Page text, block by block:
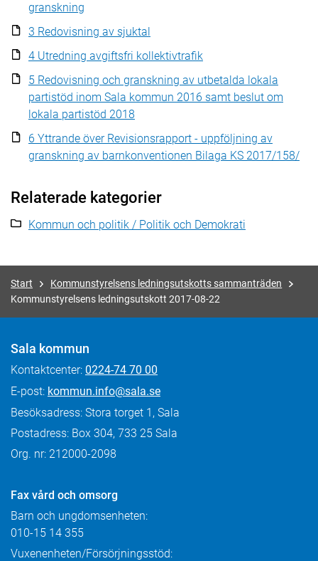
granskning
3 Redovisning av sjuktal
4 Utredning avgiftsfri kollektivtrafik
5 Redovisning och granskning av utbetalda lokala
partistöd inom Sala kommun 2016 samt beslut om
lokala partistöd 2018
6 Yttrande över Revisionsrapport - uppföljning av
granskning av barnkonventionen Bilaga KS 2017/158/
Relaterade kategorier
Kommun och politik / Politik och Demokrati
Start
Kommunstyrelsens ledningsutskotts sammanträden
Kommunstyrelsens ledningsutskott 2017-08-22
Sala kommun
Kontaktcenter: 0224-74 70 00
E-post: kommun.info@sala.se
Besöksadress: Stora torget 1, Sala
Postadress: Box 304, 733 25 Sala
Org. nr: 212000-2098
Fax vård och omsorg
Barn och ungdomsenheten:
010-15 14 355
Vuxenenheten/Försörjningsstöd: